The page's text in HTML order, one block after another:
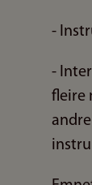
-
-
fleire